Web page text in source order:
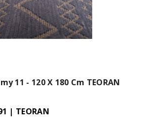
11 - 120 X 180 Cm TEORAN
| TEORAN